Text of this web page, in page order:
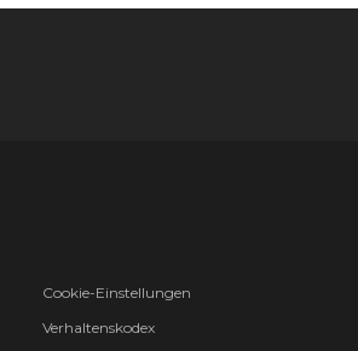
Cookie-Einstellungen
Verhaltenskodex